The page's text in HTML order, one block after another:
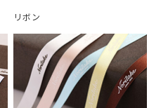
リボン